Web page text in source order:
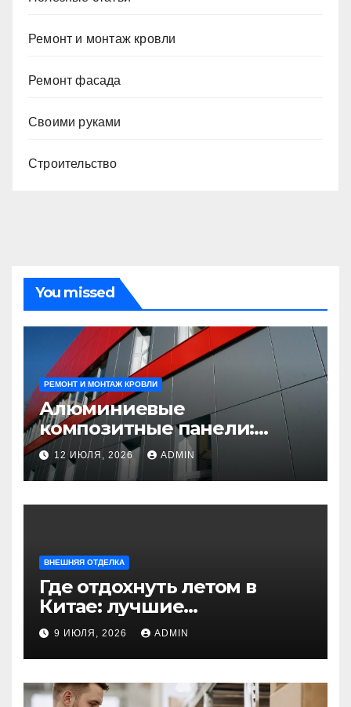
Ремонт и монтаж кровли
Ремонт фасада
Своими руками
Строительство
You missed
РЕМОНТ И МОНТАЖ КРОВЛИ
Алюминиевые
композитные панели:
универсальное решение
для современного
строительства и дизайна
12 ИЮЛЯ, 2026 ADMIN
ВНЕШНЯЯ ОТДЕЛКА
Где отдохнуть летом в
Китае: лучшие
направления для
незабываемого
путешествия
9 ИЮЛЯ, 2026 ADMIN